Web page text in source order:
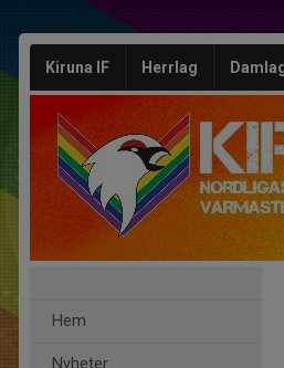
Kiruna IF Herrlag
Hem
Nyheter